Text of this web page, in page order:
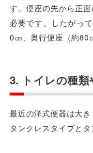
す。便座の先から正
必要です。したがっ
0㎝、奥行便座（約80
3. トイレの種類
最近の洋式便器は大き
タンクレスタイプとタ